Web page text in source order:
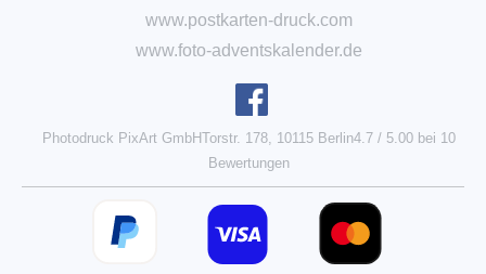
www.postkarten-druck.com
www.foto-adventskalender.de
Photodruck PixArt GmbHTorstr. 178, 10115 Berlin4.7/ 5.00bei 10
Bewertungen